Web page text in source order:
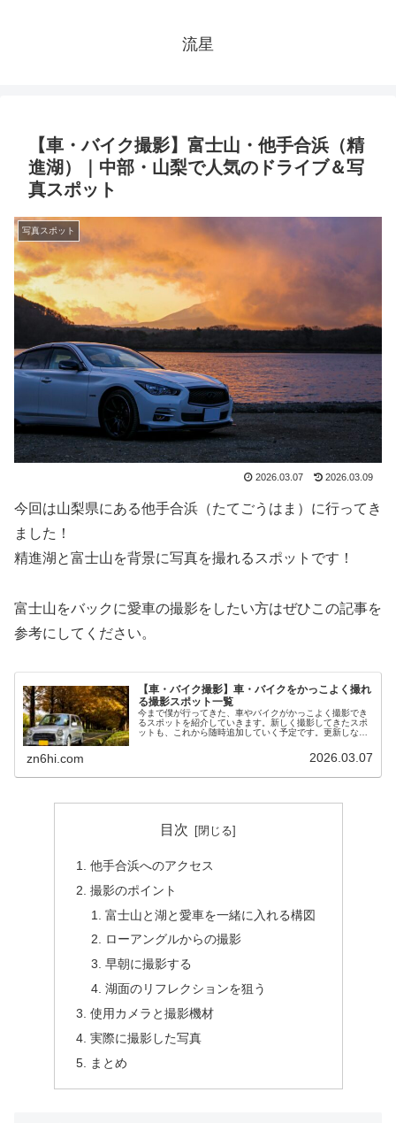
流星
【車・バイク撮影】富士山・他手合浜（精
進湖）｜中部・山梨で人気のドライブ＆写
真スポット
写真スポット
2026.03.07 2026.03.09
今回は山梨県にある他手合浜（たてごうはま）に行ってき
ました！
精進湖と富士山を背景に写真を撮れるスポットです！
富士山をバックに愛車の撮影をしたい方はぜひこの記事を
参考にしてください。
【車・バイク撮影】車・バイクをかっこよく撮れ
る撮影スポット一覧
今まで僕が行ってきた、車やバイクがかっこよく撮影でき
るスポットを紹介していきます。新しく撮影してきたスポ
ットも、これから随時追加していく予定です。更新しなが
zn6hi.com 2026.03.07
目次
他手合浜へのアクセス
撮影のポイント
富士山と湖と愛車を一緒に入れる構図
ローアングルからの撮影
早朝に撮影する
湖面のリフレクションを狙う
使用カメラと撮影機材
実際に撮影した写真
まとめ